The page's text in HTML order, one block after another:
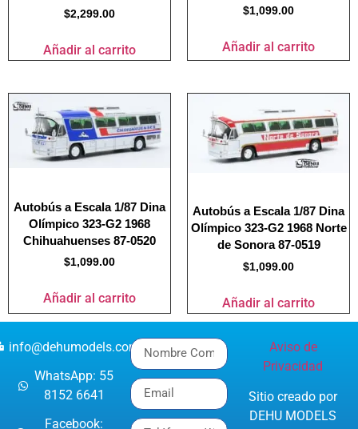
$2,299.00
Añadir al carrito
$1,099.00
Añadir al carrito
Autobús a Escala 1/87 Dina
Olímpico 323-G2 1968
Chihuahuenses 87-0520
$1,099.00
Añadir al carrito
Autobús a Escala 1/87 Dina
Olímpico 323-G2 1968 Norte
de Sonora 87-0519
$1,099.00
Añadir al carrito
info@dehumodels.com
WhatsApp: 55
8152 6641
Facebook:
Aviso de
Privacidad
Sitio creado por
DEHU MODELS